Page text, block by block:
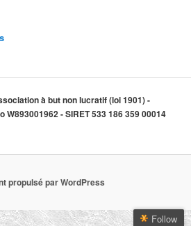
à but non lucratif (loi 1901) -
W893001962 - SIRET 533 186 359 00014
propulsé par WordPress
Follow